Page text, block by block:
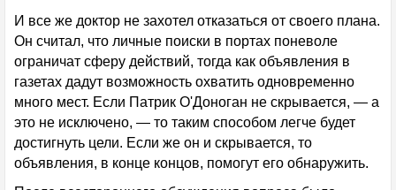
И все же доктор не захотел отказаться от своего плана.
Он считал, что личные поиски в портах поневоле
ограничат сферу действий, тогда как объявления в
газетах дадут возможность охватить одновременно
много мест. Если Патрик О'Доноган не скрывается, — а
это не исключено, — то таким способом легче будет
достигнуть цели. Если же он и скрывается, то
объявления, в конце концов, помогут его обнаружить.